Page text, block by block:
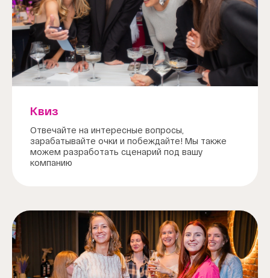
Квиз
Отвечайте на интересные вопросы,
зарабатывайте очки и побеждайте! Мы также
можем разработать сценарий под вашу
компанию